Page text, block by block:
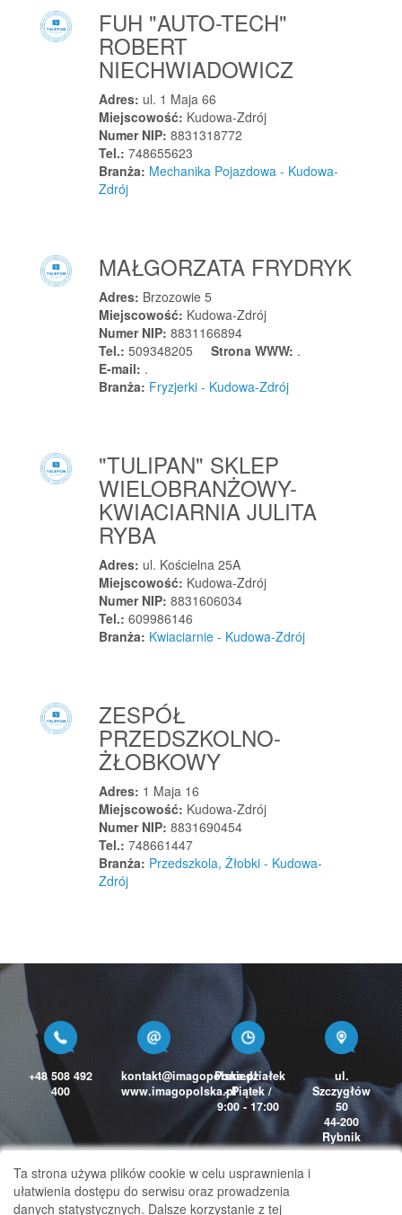
Linia
Lipiany
Lipinki Łużyckie
Lipinki Szlacheckie
Lipnica Murowana
Lipnica Wielka
Lipsko
Lisnowo
Lisów
Lubice
Lubichowo
Lubicz Dolny
Lubicz Górny
Lubień
Lubień Kujawski
Lubiewo
Lubin
Lubin
FUH "AUTO-TECH"
ROBERT
NIECHWIADOWICZ
Adres: ul. 1 Maja 66
Miejscowość: Kudowa-Zdrój
Numer NIP: 8831318772
Tel.: 748655623
Branża: Mechanika Pojazdowa - Kudowa-
Zdrój
MAŁGORZATA FRYDRYK
Adres: Brzozowie 5
Miejscowość: Kudowa-Zdrój
Numer NIP: 8831166894
Tel.: 509348205 Strona WWW: .
E-mail: .
Branża: Fryzjerki - Kudowa-Zdrój
"TULIPAN" SKLEP
WIELOBRANŻOWY-
KWIACIARNIA JULITA
RYBA
Adres: ul. Kościelna 25A
Miejscowość: Kudowa-Zdrój
Numer NIP: 8831606034
Tel.: 609986146
Branża: Kwiaciarnie - Kudowa-Zdrój
ZESPÓŁ
PRZEDSZKOLNO-
ŻŁOBKOWY
Adres: 1 Maja 16
Miejscowość: Kudowa-Zdrój
Numer NIP: 8831690454
Tel.: 748661447
Branża: Przedszkola, Żłobki - Kudowa-
Zdrój
+48 508 492
400
kontakt@imagopolska.pl
www.imagopolska.pl
Poniedziałek
- Piątek /
9:00 - 17:00
ul.
Szczygłów
50
44-200
Rybnik
Ta strona używa plików cookie w celu usprawnienia i
ułatwienia dostępu do serwisu oraz prowadzenia
danych statystycznych. Dalsze korzystanie z tej